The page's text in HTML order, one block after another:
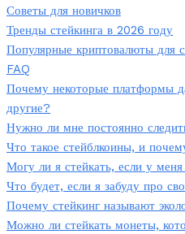
Советы для новичков
Тренды стейкинга в 2026 году
Популярные криптовалюты для
FAQ
Почему некоторые платформы
другие?
Нужно ли мне постоянно
Что такое стейблкоины, и
Могу ли я стейкать, если у
Что будет, если я забуду про
Почему стейкинг называют
Можно ли стейкать монеты,